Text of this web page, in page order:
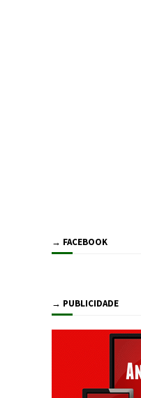
→ FACEBOOK
→ PUBLICIDADE